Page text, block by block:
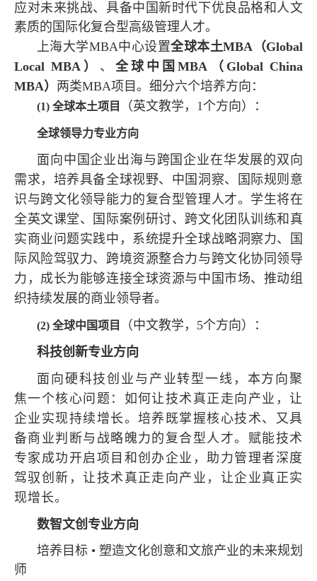
应对未来挑战、具备中国新时代下优良品格和人文
素质的国际化复合型高级管理人才。
上海大学MBA中心设置全球本土MBA（Global
Local MBA） 、 全球中国MBA（Global China
MBA） 两类MBA项目。细分六个培养方向：
(1) 全球本土项目 （英文教学，1个方向）：
全球领导力专业方向
面向中国企业出海与跨国企业在华发展的双向
需求，培养具备全球视野、中国洞察、国际规则意
识与跨文化领导能力的复合型管理人才。学生将在
全英文课堂、国际案例研讨、跨文化团队训练和真
实商业问题实践中，系统提升全球战略洞察力、国
际风险驾驭力、跨境资源整合力与跨文化协同领导
力，成长为能够连接全球资源与中国市场、推动组
织持续发展的商业领导者。
(2) 全球中国项目
（中文教学，5个方向）：
科技创新专业方向
面向硬科技创业与产业转型一线，本方向聚
焦一个核心问题：如何让技术真正走向产业，让
企业实现持续增长。培养既掌握核心技术、又具
备商业判断与战略魄力的复合型人才。赋能技术
专家成功开启项目和创办企业，助力管理者深度
驾驭创新，让技术真正走向产业，让企业真正实
现增长。
数智文创专业方向
培养目标 • 塑造文化创意和文旅产业的未来规划
师